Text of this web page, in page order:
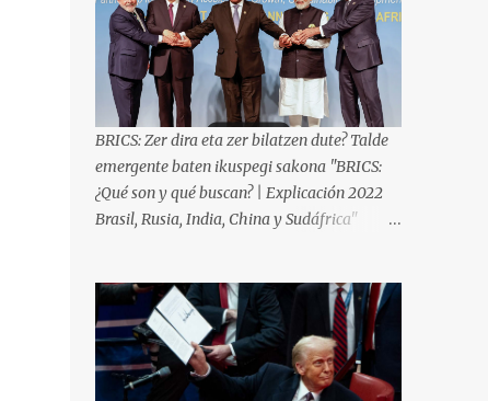
BRICS: Zer dira eta zer bilatzen dute? Talde
emergente baten ikuspegi sakona "BRICS:
¿Qué son y qué buscan? | Explicación 2022
Brasil, Rusia, India, China y Sudáfrica"
eskaintzen du. Taldea Brasil, Errusia, India,
Txina eta Hegoafrikak osatzen dute, eta
munduko populazioaren %40 inguru eta
BPG globalaren %25 ordezkatzen dute.